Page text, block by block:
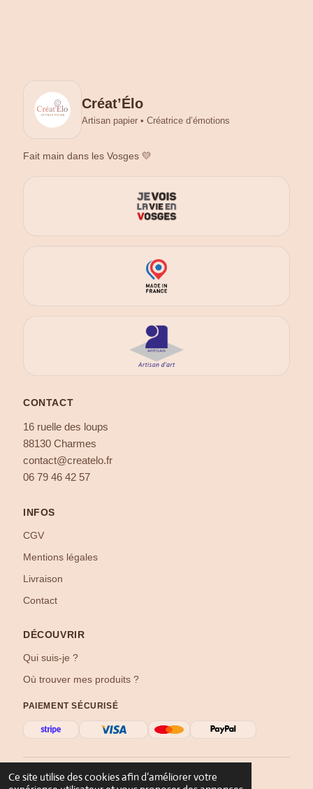
Ce site utilise des cookies afin d’améliorer votre
Créat’Élo
Artisan papier • Créatrice d’émotions
Fait main dans les Vosges 💛
CONTACT
16 ruelle des loups
88130 Charmes
contact@createlo.fr
06 79 46 42 57
INFOS
CGV
Mentions légales
Livraison
Contact
DÉCOUVRIR
Qui suis-je ?
Où trouver mes produits ?
PAIEMENT SÉCURISÉ
©2026Créat’Élo — Tous droits réservés